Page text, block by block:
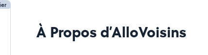
À Propos d’AlloVoisins